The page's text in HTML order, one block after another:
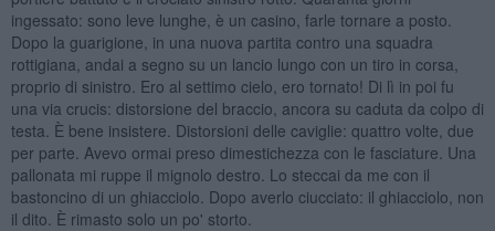
ingessato: sono leve lunghe, è un casino, farle tornare a posto.
Dopo la guarigione, in una nuova partita contro una squadra
rottigiana, andai a segno su un lancio lungo con un tiro in corsa,
proprio di sinistro. Ero al settimo cielo, ero tornato! Di lì in poi fu
una via crucis: distorsione del braccio, ancora su caduta da colpo di
testa. È bene insistere. Distorsioni delle caviglie: quattro volte, due
per parte. Avevo ormai preso dimestichezza con le fasciature. Una
pallonata mi ruppe il mignolo destro. Lo steccai da me con il
bastoncino di un ghiacciolo. Dopo averlo ciucciato: il ghiacciolo, non
il dito. È rimasto solo un po' storto.